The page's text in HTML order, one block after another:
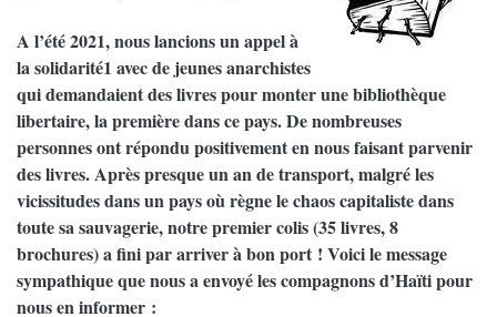
A l’été 2021, nous lancions un appel à
la solidarité1 avec de jeunes anarchistes
qui demandaient des livres pour monter une bibliothèque
libertaire, la première dans ce pays. De nombreuses
personnes ont répondu positivement en nous faisant parvenir
des livres. Après presque un an de transport, malgré les
vicissitudes dans un pays où règne le chaos capitaliste dans
toute sa sauvagerie, notre premier colis (35 livres, 8
brochures) a fini par arriver à bon port ! Voici le message
sympathique que nous a envoyé les compagnons d’Haïti pour
nous en informer :